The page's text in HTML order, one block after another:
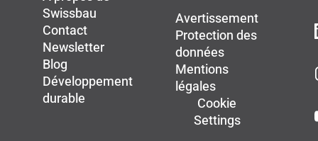
Swissbau
Contact
Newsletter
Blog
Développement
durable
Avertissement
Protection des
données
Mentions
légales
Cookie
Settings